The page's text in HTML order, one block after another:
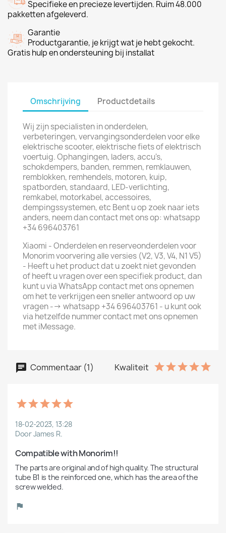
Specifieke en precieze levertijden. Ruim 48.000
pakketten afgeleverd.
Garantie
Productgarantie, je krijgt wat je hebt gekocht.
Gratis hulp en ondersteuning bij installat
Omschrijving Productdetails
Wij zijn specialisten in onderdelen,
verbeteringen, vervangingsonderdelen voor elke
elektrische scooter, elektrische fiets of elektrisch
voertuig. Ophangingen, laders, accu's,
schokdempers, banden, remmen, remklauwen,
remblokken, remhendels, motoren, kuip,
spatborden, standaard, LED-verlichting,
remkabel, motorkabel, accessoires,
dempingssystemen, etc Bent u op zoek naar iets
anders, neem dan contact met ons op: whatsapp
+34 696403761
Xiaomi - Onderdelen en reserveonderdelen voor
Monorim voorvering alle versies (V2, V3, V4, N1 V5)
- Heeft u het product dat u zoekt niet gevonden
of heeft u vragen over een specifiek product, dan
kunt u via WhatsApp contact met ons opnemen
om het te verkrijgen een sneller antwoord op uw
vragen --> whatsapp +34 696403761 - u kunt ook
via hetzelfde nummer contact met ons opnemen
met iMessage.
Commentaar (1) Kwaliteit
18-02-2023, 13:28
Door James R.
Compatible with Monorim!!
The parts are original and of high quality. The structural
tube B1 is the reinforced one, which has the area of the
screw welded.